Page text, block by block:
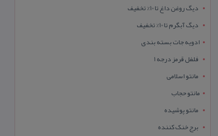
دیگ روغن داغ تا 10% تخفیف
دیگ آبگرم تا 10% تخفیف
ادویه جات بسته بندی
فلفل قرمز درجه 1
مانتو اسلامی
مانتو حجاب
مانتو پوشیده
برج خنک کننده